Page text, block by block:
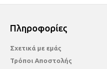
Πληροφορίες
Σχετικά με εμάς
Τρόποι Αποστολής